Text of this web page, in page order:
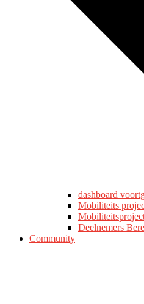
dashboard
Mobiliteits
Deelnemers
Community